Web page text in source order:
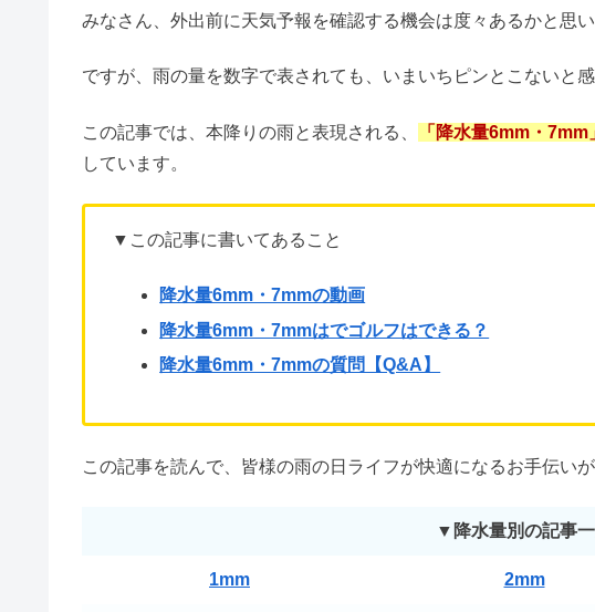
この記事では、本降りの雨と表現される、「降水量6mm・7mm